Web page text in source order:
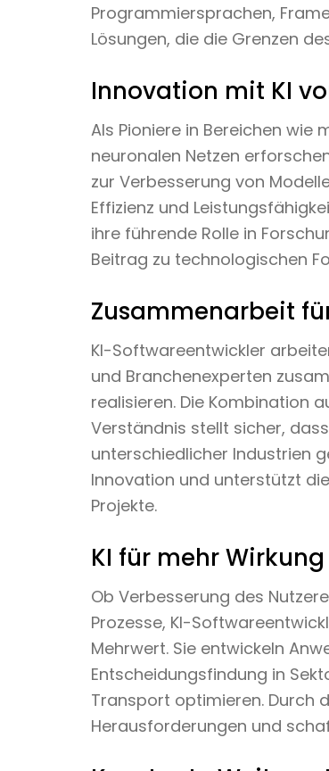
Programmiersprachen,
Lösungen, die die Grenzen
Innovation mit KI
Als Pioniere in Bereichen wie
neuronalen Netzen
zur Verbesserung von
Effizienz und
ihre führende Rolle in
Beitrag zu technologischen
Zusammenarbeit
KI-Softwareentwickler
und Branchenexperten
realisieren. Die Kombination
Verständnis stellt sicher,
unterschiedlicher Industrien
Innovation und unterstützt
Projekte.
KI für mehr
Ob Verbesserung des
Prozesse, KI-
Mehrwert. Sie entwickeln
Entscheidungsfindung in
Transport optimieren. Durch
Herausforderungen und